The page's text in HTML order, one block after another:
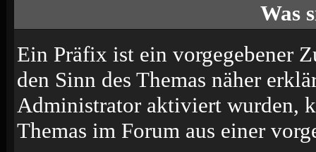
Was
Ein Präfix ist ein vorgegebener
den Sinn des Themas näher
Administrator aktiviert wurden,
Themas im Forum aus einer